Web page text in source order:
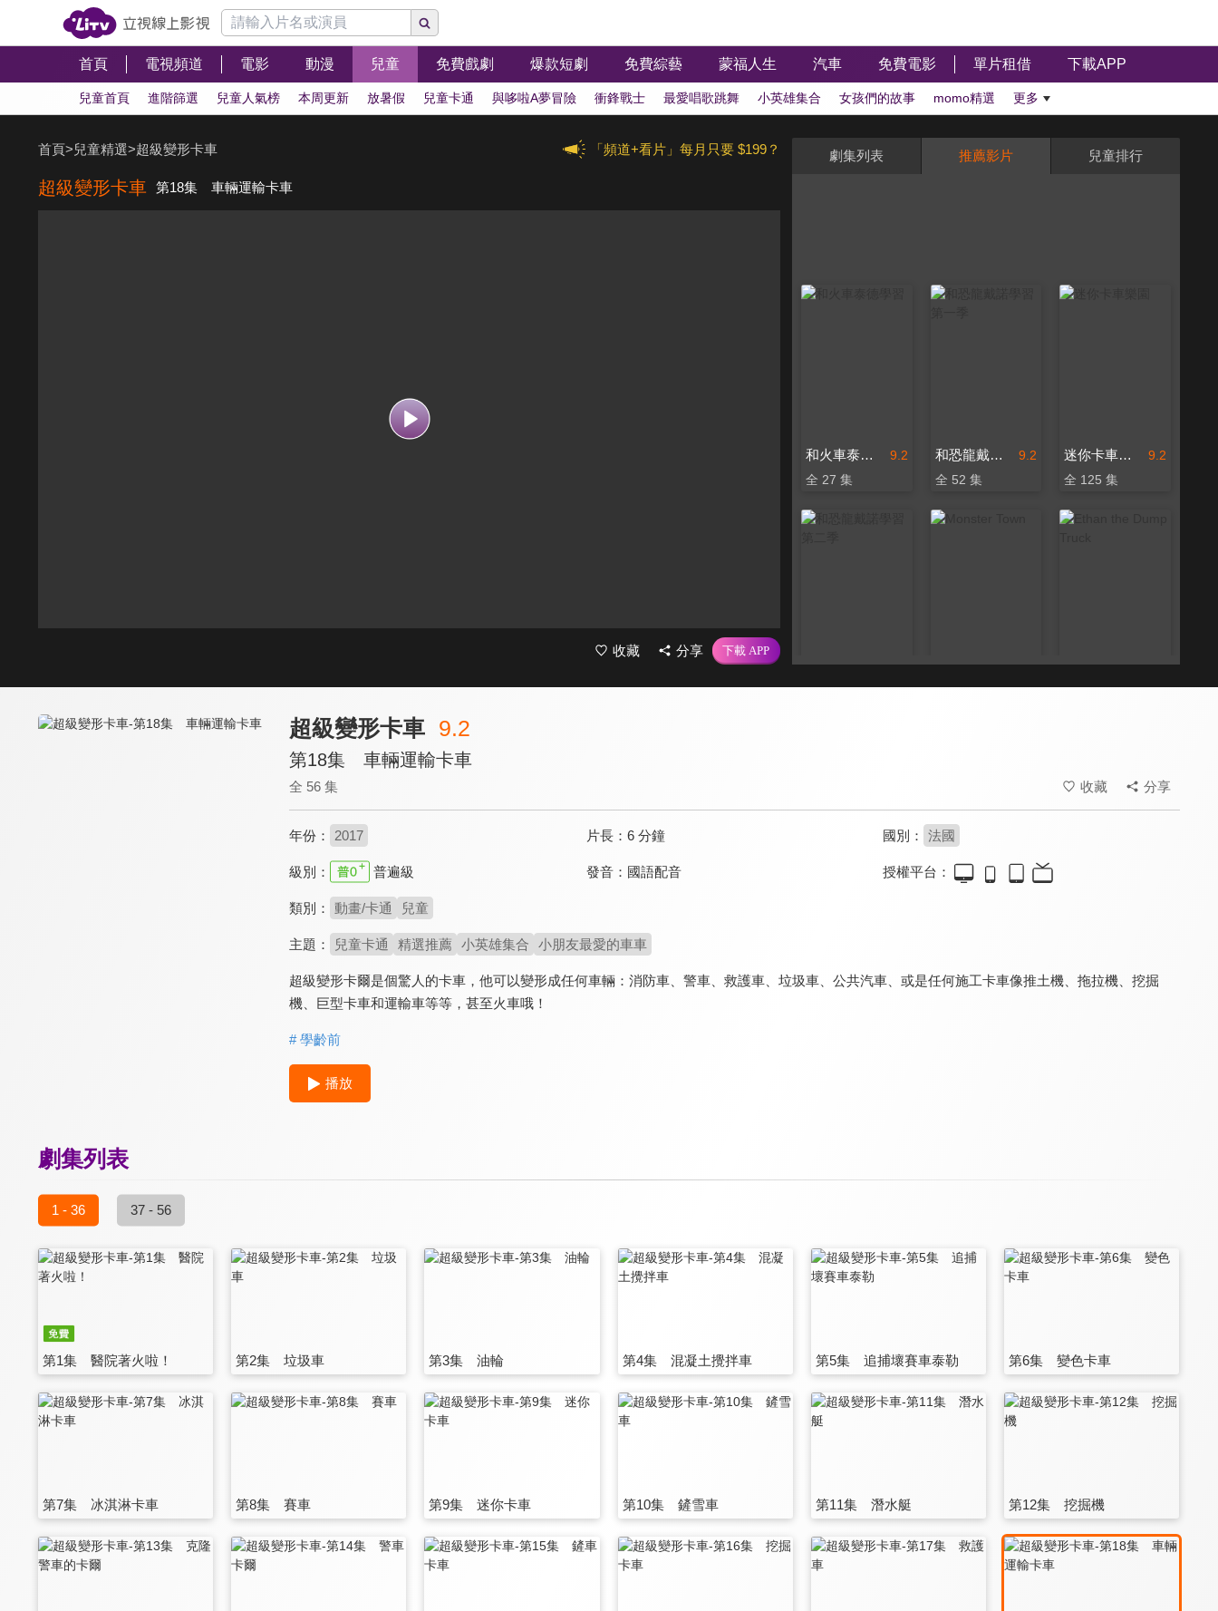
首頁 電視頻道 電影 動漫 兒童 免費戲劇 爆款短劇 免費綜藝 蒙福人生 汽車 免費電影 單片租借 下載APP
兒童首頁 進階篩選 兒童人氣榜 本周更新 放暑假 兒童卡通 與哆啦A夢冒險 衝鋒戰士 最愛唱歌跳舞 小英雄集合 女孩們的故事 momo精選 更多
「頻道+看片」每月只要 $199？
首頁>兒童精選>超級變形卡車
超級變形卡車 第18集 車輛運輸卡車
收藏 分享
劇集列表 推薦影片 兒童排行
9.2
和火車泰德學習
全 27 集
9.2
和恐龍戴諾學習 第一季
全 52 集
9.2
迷你卡車樂園
全 125 集
超級變形卡車 9.2
第18集 車輛運輸卡車
全 56 集 收藏 分享
年份： 2017 片長： 6 分鐘 國別： 法國
級別： 普遍級 發音： 國語配音 授權平台：
類別： 動畫/卡通 兒童
主題： 兒童卡通 精選推薦 小英雄集合 小朋友最愛的車車
超級變形卡爾是個驚人的卡車，他可以變形成任何車輛：消防車、警車、救護車、垃圾車、公共汽車、或是任何施工卡車像推土機、拖拉機、挖掘
機、巨型卡車和運輸車等等，甚至火車哦！
# 學齡前
播放
劇集列表
1 - 36 37 - 56
第1集 醫院著火啦！ 第2集 垃圾車 第3集 油輪 第4集 混凝土攪拌車 第5集 追捕壞賽車泰勒 第6集 變色卡車
第7集 冰淇淋卡車 第8集 賽車 第9集 迷你卡車 第10集 鏟雪車 第11集 潛水艇 第12集 挖掘機